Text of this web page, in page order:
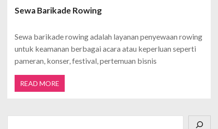
Sewa Barikade Rowing
Sewa barikade rowing adalah layanan penyewaan rowing
untuk keamanan berbagai acara atau keperluan seperti
pameran, konser, festival, pertemuan bisnis
READ MORE